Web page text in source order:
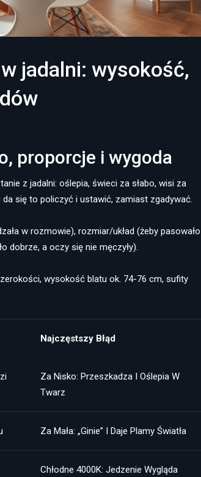
jadalni: wysokość,
proporcje i wygoda
z jadalni: oślepia, świeci za słabo, wisi za
da się to policzyć i ustawić, zamiast zgadywać.
w rozmowie), rozmiar/układ (żeby pasowało
dobrze, a oczy się nie męczyły).
wysokość blatu ok. 74-76 cm, sufity
Najczęstszy Błąd
Za Nisko: Przeszkadza I Oślepia W
Twarz
Za Mała: „ginie” I Daje Plamy Światła
Chłodne 4000K: Jedzenie Wygląda